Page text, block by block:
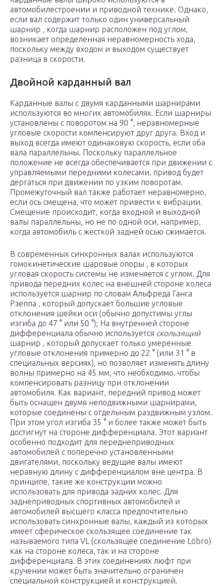
автомобилестроении и приводной технике. Однако,
если вал содержит только один универсальный
шарнир , когда шарнир расположен под углом,
возникает определенная неравномерность хода,
поскольку между входом и выходом существует
разница в скорости.
Двойной карданный вал
Карданные валы с двумя карданными шарнирами
используются во многих автомобилях. Если шарниры
установлены с поворотом на 90 °, неравномерные
угловые скорости компенсируют друг друга. Вход и
выход всегда имеют одинаковую скорость, если оба
вала параллельны. Поскольку параллельное
положение не всегда обеспечивается при движении с
управляемыми передними колесами, привод будет
дергаться при движении по узким поворотам.
Промежуточный вал также работает неравномерно,
если ось смещена, что может привести к вибрации.
Смещение происходит, когда входной и выходной
валы параллельны, но не по одной оси, например,
когда автомобиль с жесткой задней осью сжимается.
В современных синхронных валах используются
гомокинетические шаровые опоры , в которых
угловая скорость системы не изменяется с углом. Для
привода передних колес на внешней стороне колеса
используется шарнир по словам Альфреда Ганса
Рзеппа , который допускает большие угловые
отклонения шейки оси (обычно допустимы углы
изгиба до 47 ° или 50 °); На внутренней стороне
дифференциала обычно используется скользящий
шарнир , который допускает только умеренные
угловые отклонения примерно до 22 ° (или 31 ° в
специальных версиях), но позволяет изменять длину
волны примерно на 45 мм, что необходимо. чтобы
компенсировать разницу при отклонении
автомобиля. Как вариант, передний привод может
быть оснащен двумя неподвижными шарнирами,
которые соединены с отдельным раздвижным узлом.
При этом угол изгиба 35 ° и более также может быть
достигнут на стороне дифференциала. Этот вариант
особенно подходит для переднеприводных
автомобилей с поперечно установленными
двигателями, поскольку ведущие валы имеют
неравную длину с дифференциалом вне центра. В
принципе, такие же конструкции можно
использовать для привода задних колес. Для
заднеприводных спортивных автомобилей и
автомобилей высшего класса предпочтительно
использовать синхронные валы, каждый из которых
имеет сферическое скользящее соединение так
называемого типа VL (скользящее соединение Löbro)
как на стороне колеса, так и на стороне
дифференциала. В этих соединениях люфт при
кручении может быть значительно ограничен
специальной конструкцией и конструкцией.